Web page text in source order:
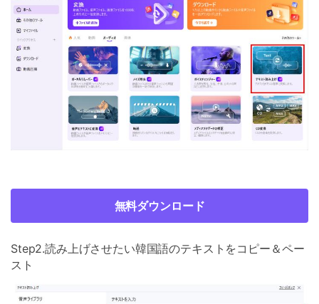
無料ダウンロード
Step2.読み上げさせたい韓国語のテキストをコピー＆ペー
スト